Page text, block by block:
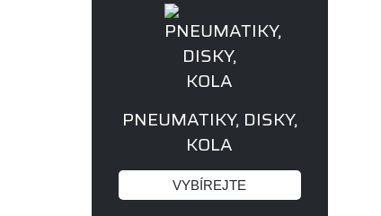
PNEUMATIKY, DISKY,
KOLA
VYBÍREJTE